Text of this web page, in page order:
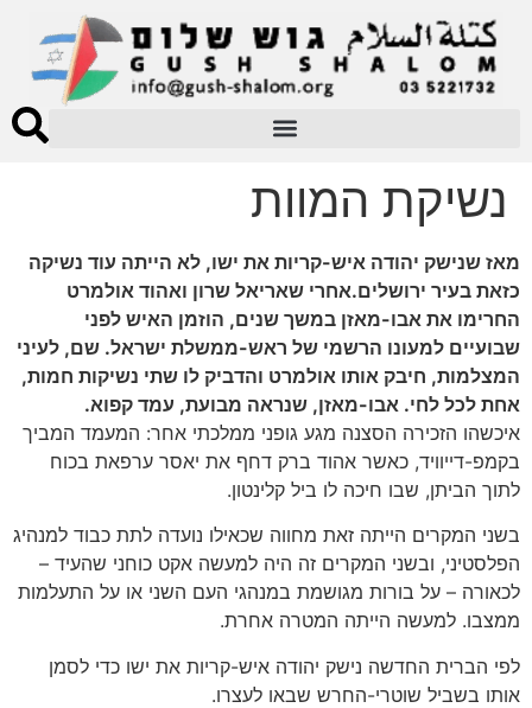
נשיקת המוות
מאז שנישק יהודה איש-קריות את ישו, לא הייתה עוד נשיקה
כזאת בעיר ירושלים.אחרי שאריאל שרון ואהוד אולמרט
החרימו את אבו-מאזן במשך שנים, הוזמן האיש לפני
שבועיים למעונו הרשמי של ראש-ממשלת ישראל. שם, לעיני
המצלמות, חיבק אותו אולמרט והדביק לו שתי נשיקות חמות,
אחת לכל לחי. אבו-מאזן, שנראה מבועת, עמד קפוא.
איכשהו הזכירה הסצנה מגע גופני ממלכתי אחר: המעמד המביך
בקמפ-דייוויד, כאשר אהוד ברק דחף את יאסר ערפאת בכוח
לתוך הביתן, שבו חיכה לו ביל קלינטון.
בשני המקרים הייתה זאת מחווה שכאילו נועדה לתת כבוד למנהיג
הפלסטיני, ובשני המקרים זה היה למעשה אקט כוחני שהעיד –
לכאורה – על בורות מגושמת במנהגי העם השני או על התעלמות
ממצבו. למעשה הייתה המטרה אחרת.
לפי הברית החדשה נישק יהודה איש-קריות את ישו כדי לסמן
אותו בשביל שוטרי-החרש שבאו לעצרו.